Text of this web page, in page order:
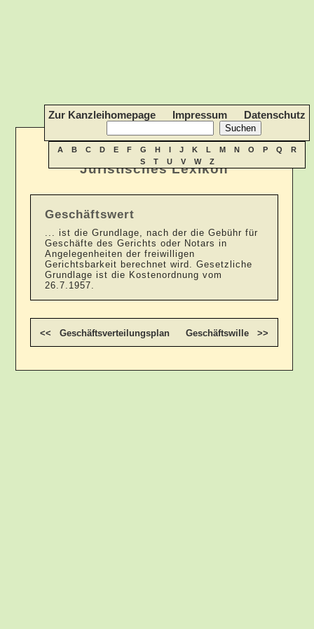
Juristisches Lexikon
Zur Kanzleihomepage Impressum Datenschutz
A B C D E F G H I J K L M N O P Q
R
S
T U V W Z
Geschäftswert
... ist die Grundlage, nach der die Gebühr für
Geschäfte des Gerichts oder Notars in
Angelegenheiten der freiwilligen
Gerichtsbarkeit berechnet wird. Gesetzliche
Grundlage ist die Kostenordnung vom
26.7.1957.
<< Geschäftsverteilungsplan Geschäftswille >>